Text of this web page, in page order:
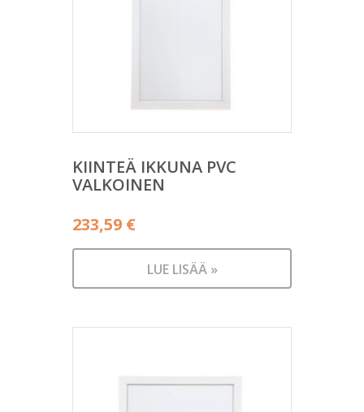
KIINTEÄ IKKUNA PVC
VALKOINEN
233,59 €
LUE LISÄÄ »